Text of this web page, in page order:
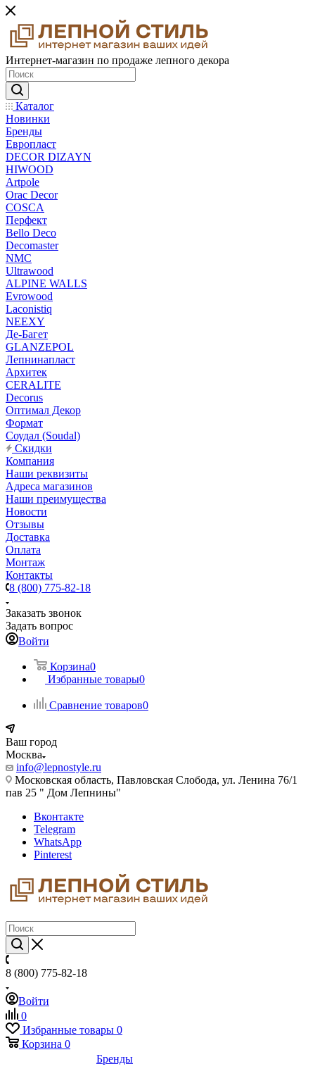
Интернет-магазин по продаже лепного декора
Каталог
Новинки
Бренды
Европласт
DECOR DIZAYN
HIWOOD
Artpole
Orac Decor
COSCA
Перфект
Bello Deco
Decomaster
NMС
Ultrawood
ALPINE WALLS
Evrowood
Laconistiq
NEEXY
Де-Багет
GLANZEPOL
Лепнинапласт
Архитек
CERALITE
Decorus
Оптимал Декор
Формат
Соудал (Soudal)
Скидки
Компания
Наши реквизиты
Адреса магазинов
Наши преимущества
Новости
Отзывы
Доставка
Оплата
Монтаж
Контакты
8 (800) 775-82-18
Заказать звонок
Задать вопрос
Войти
Корзина0
Избранные товары0
Сравнение товаров0
Ваш город
Москва
info@lepnostyle.ru
Московская область, Павловская Слобода, ул. Ленина 76/1
пав 25 " Дом Лепнины"
Вконтакте
Telegram
WhatsApp
Pinterest
8 (800) 775-82-18
Войти
0
Избранные товары 0
Корзина 0
Бренды